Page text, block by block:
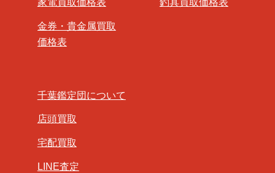
家電買取価格表 釣具買取価格表
金券・貴金属買取
価格表
千葉鑑定団について
店頭買取
宅配買取
LINE査定